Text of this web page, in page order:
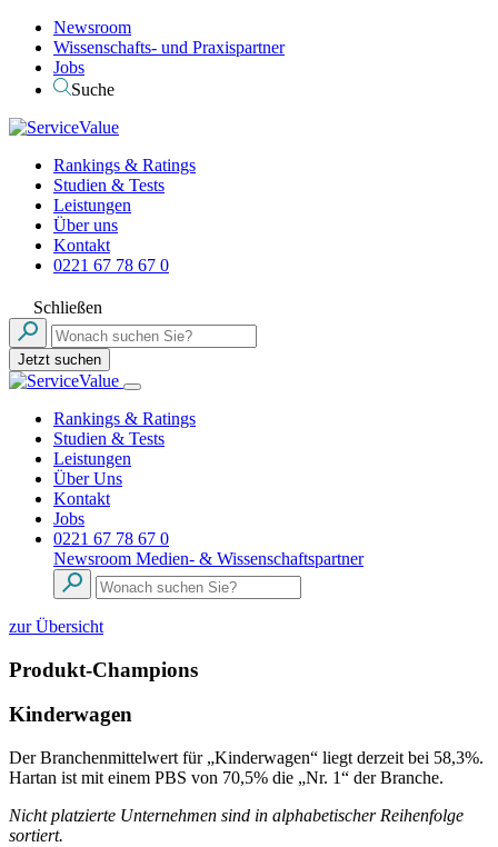
Newsroom
Wissenschafts- und Praxispartner
Jobs
Suche
Rankings & Ratings
Studien & Tests
Leistungen
Über uns
Kontakt
0221 67 78 67 0
Schließen
Jetzt suchen
Rankings & Ratings
Studien & Tests
Leistungen
Über Uns
Kontakt
Jobs
0221 67 78 67 0
Newsroom Medien- & Wissenschaftspartner
zur Übersicht
Produkt-Champions
Kinderwagen
Der Branchenmittelwert für „Kinderwagen“ liegt derzeit bei 58,3%.
Hartan ist mit einem PBS von 70,5% die „Nr. 1“ der Branche.
Nicht platzierte Unternehmen sind in alphabetischer Reihenfolge
sortiert.